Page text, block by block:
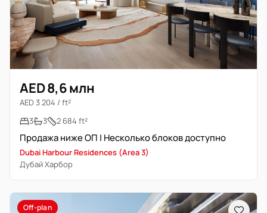
AED 8,6 млн
AED 3 204 / ft²
3
3 2 684 ft²
Продажа ниже ОП | Несколько блоков доступно
Dubai Harbour Residences (Area 3)
Дубай Харбор
Off-plan